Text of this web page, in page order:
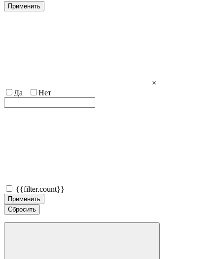
Применить
×
Да
Нет
{{filter.count}}
Применить
Сбросить